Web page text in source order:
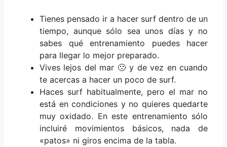
Tienes pensado ir a hacer surf dentro de un
tiempo, aunque sólo sea unos días y no
sabes qué entrenamiento puedes hacer
para llegar lo mejor preparado.
Vives lejos del mar 🙁 y de vez en cuando
te acercas a hacer un poco de surf.
Haces surf habitualmente, pero el mar no
está en condiciones y no quieres quedarte
muy oxidado. En este entrenamiento sólo
incluiré movimientos básicos, nada de
«patos» ni giros encima de la tabla.